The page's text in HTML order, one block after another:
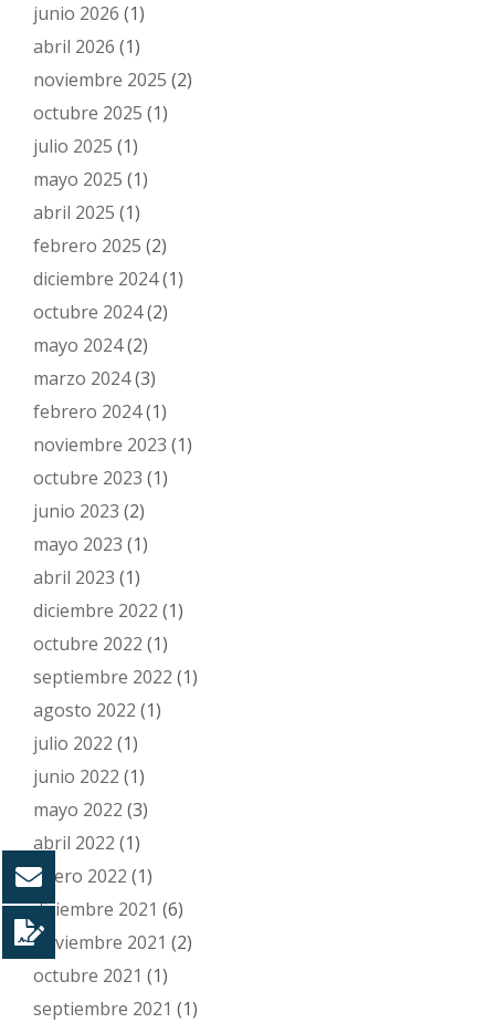
junio 2026 (1)
abril 2026 (1)
noviembre 2025 (2)
octubre 2025 (1)
julio 2025 (1)
mayo 2025 (1)
abril 2025 (1)
febrero 2025 (2)
diciembre 2024(1)
octubre 2024(2)
mayo 2024(2)
marzo 2024(3)
febrero 2024(1)
noviembre 2023 (1)
octubre 2023 (1)
junio 2023 (2)
mayo 2023 (1)
abril 2023 (1)
diciembre 2022 (1)
octubre 2022 (1)
septiembre 2022 (1)
agosto 2022 (1)
julio 2022 (1)
junio 2022 (1)
mayo 2022 (3)
abril 2022 (1)
enero 2022 (1)
diciembre 2021 (6)
noviembre 2021 (2)
octubre 2021 (1)
septiembre 2021 (1)